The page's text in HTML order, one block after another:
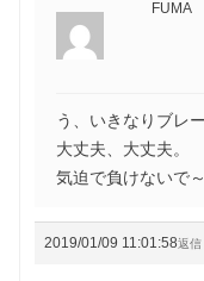
FUMA
う、いきなりブレ
大丈夫、大丈夫。
気迫で負けないで～
2019/01/09 11:01:58返信